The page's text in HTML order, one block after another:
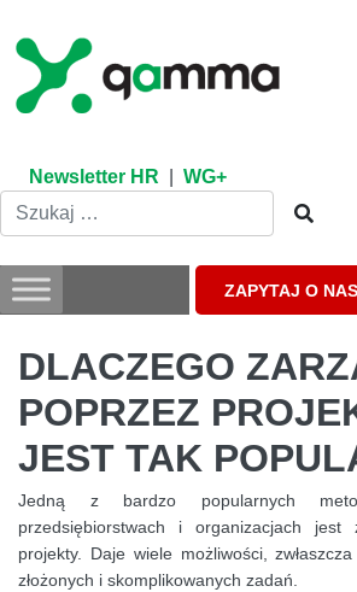
content
Newsletter HR WG+
ZAPYTAJ O
DLACZEGO
POPRZEZ
JEST TAK
Jedną z bardzo popularnych
przedsiębiorstwach i organizacjach jest
projekty. Daje wiele możliwości,
złożonych i skomplikowanych zadań.